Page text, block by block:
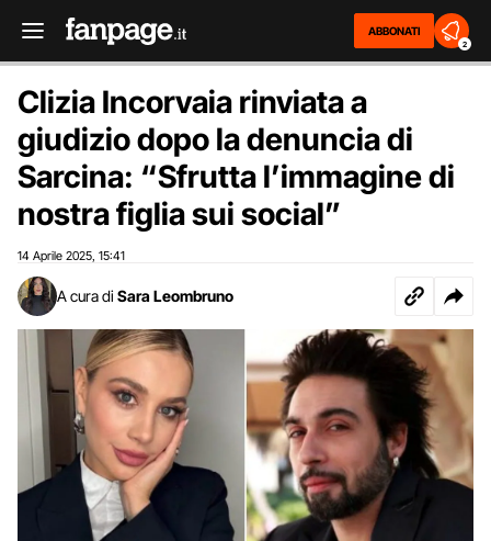
ABBONATI
2
Clizia Incorvaia rinviata a
giudizio dopo la denuncia di
Sarcina: “Sfrutta l’immagine di
nostra figlia sui social”
14 Aprile 2025 15:41
A cura di Sara Leombruno